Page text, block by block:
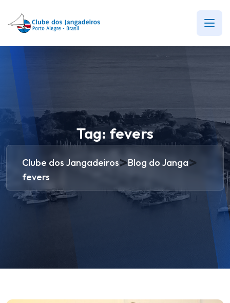
Tag: fevers
Clube dos Jangadeiros>Blog do Janga>
fevers